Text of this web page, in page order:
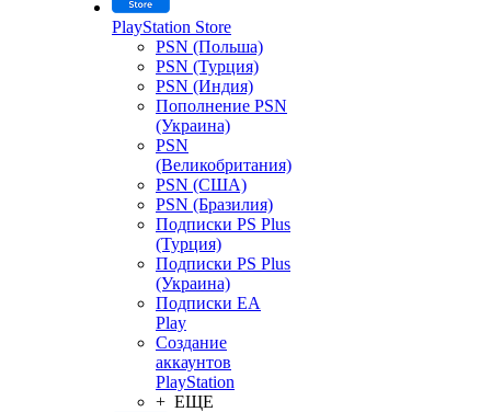
PlayStation Store
PSN (Польша)
PSN (Турция)
PSN (Индия)
Пополнение PSN
(Украина)
PSN
(Великобритания)
PSN (США)
PSN (Бразилия)
Подписки PS Plus
(Турция)
Подписки PS Plus
(Украина)
Подписки EA
Play
Создание
аккаунтов
PlayStation
+ ЕЩЕ